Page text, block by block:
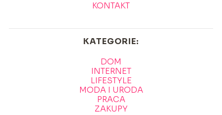
KONTAKT
KATEGORIE:
DOM
INTERNET
LIFESTYLE
MODA I URODA
PRACA
ZAKUPY